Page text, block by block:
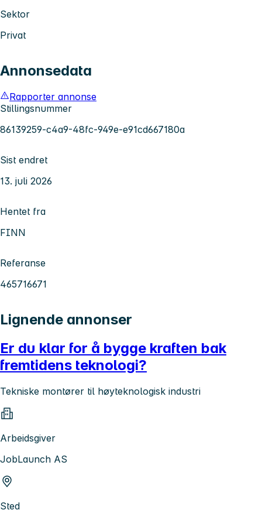
Sektor
Privat
Annonsedata
Rapporter annonse
Stillingsnummer
86139259-c4a9-48fc-949e-e91cd667180a
Sist endret
13. juli 2026
Hentet fra
FINN
Referanse
465716671
Lignende annonser
Er du klar for å bygge kraften bak
fremtidens teknologi?
Tekniske montører til høyteknologisk industri
Arbeidsgiver
JobLaunch AS
Sted